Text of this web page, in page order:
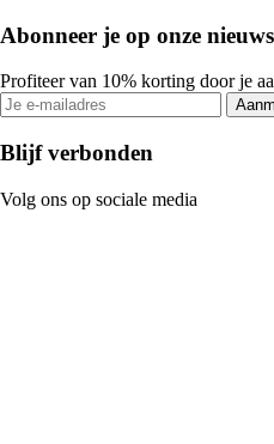
Abonneer je op onze
Profiteer van 10% korting door je
Blijf verbonden
Volg ons op sociale media